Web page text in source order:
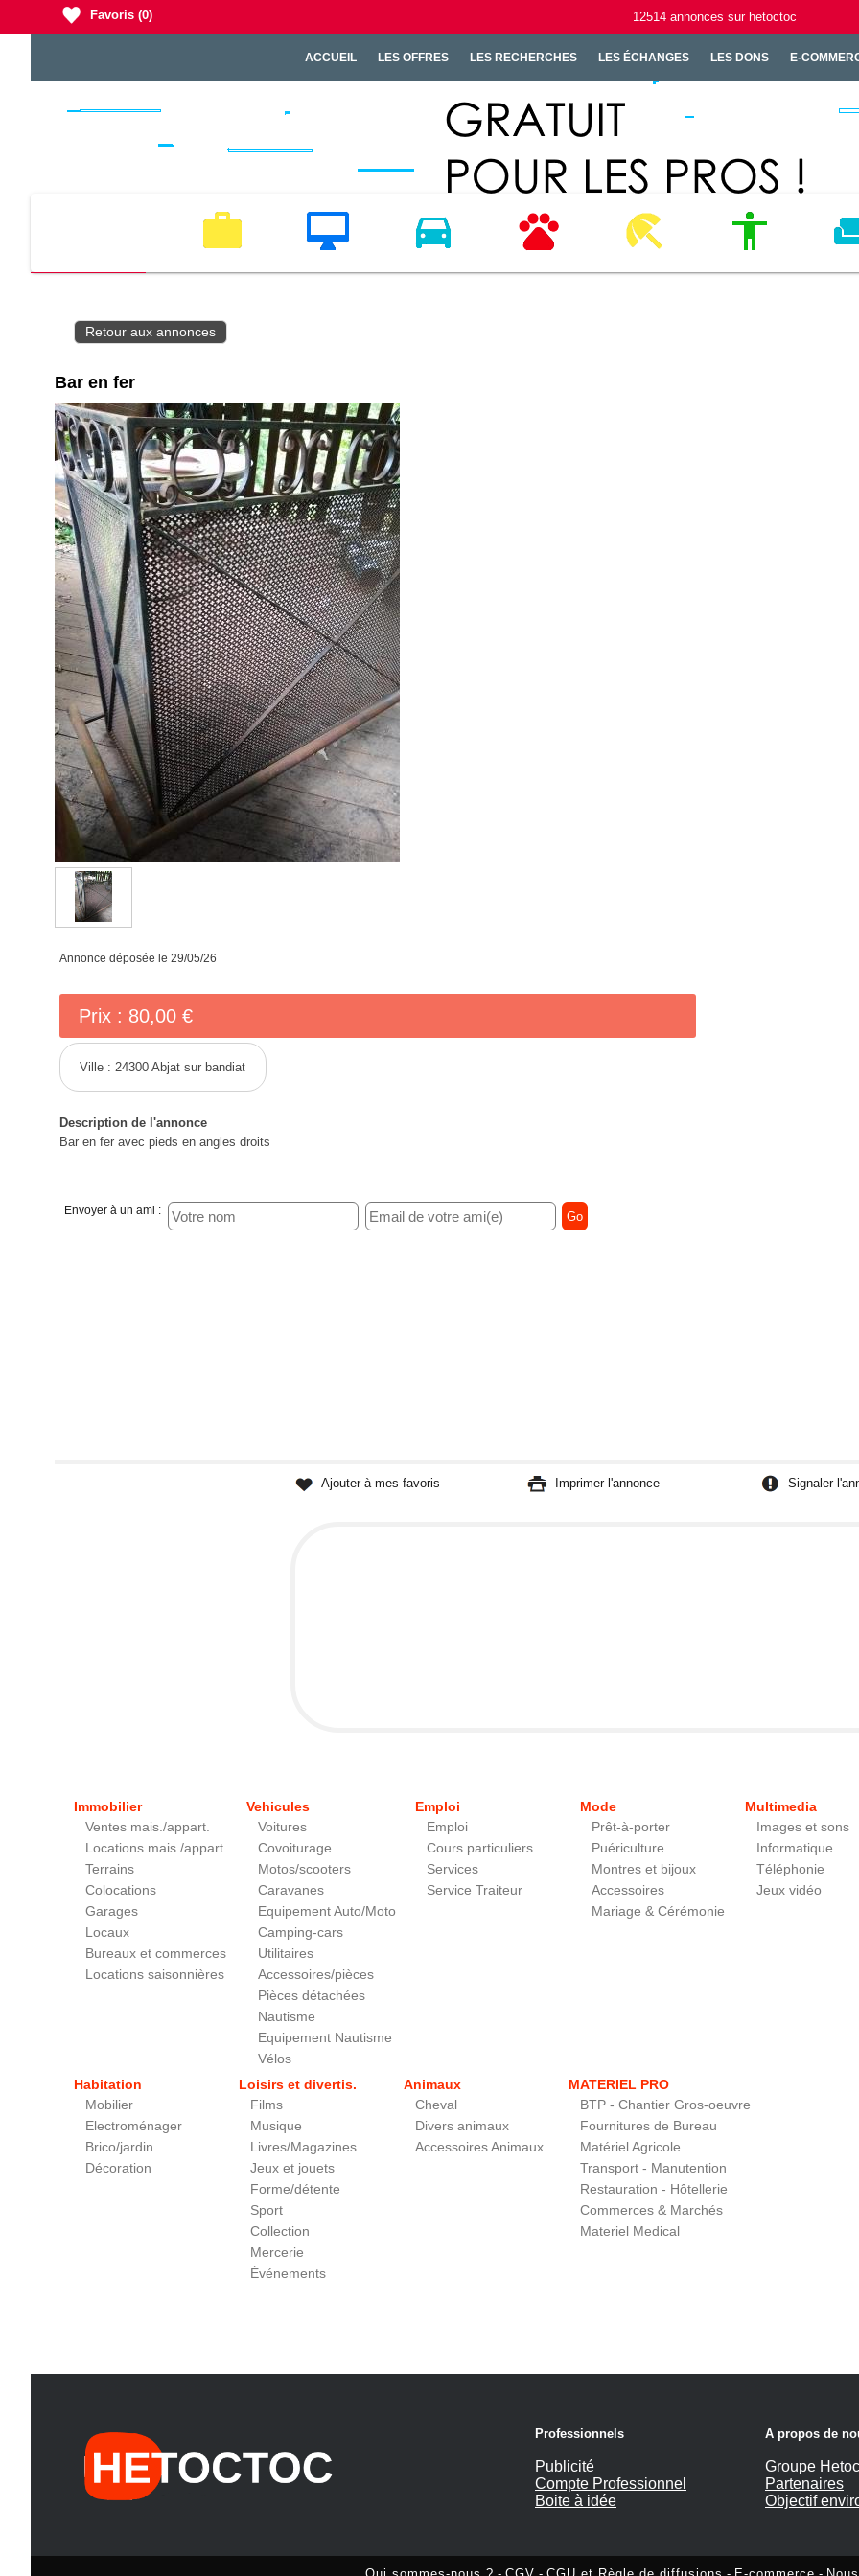
12514 annonces sur hetoctoc
Favoris (0)
ACCUEIL LES OFFRES LES RECHERCHES LES ÉCHANGES LES DONS E-
EMPLOI MULTIMEDIA VEHICULES ANIMAUX LOISIRS MODE
Retour aux annonces
Bar en fer
Annonce déposée le 29/05/26
Prix : 80,00 €
Ville :24300 Abjat sur bandiat
Description de l'annonce
Bar en fer avec pieds en angles droits
Envoyer à un ami :
Ajouter à mes favoris Imprimer l'annonce Signaler
Immobilier
Ventes mais./appart.
Locations mais./appart.
Terrains
Colocations
Garages
Locaux
Bureaux et commerces
Locations saisonnières
Vehicules
Voitures
Covoiturage
Motos/scooters
Caravanes
Equipement Auto/Moto
Camping-cars
Utilitaires
Accessoires/pièces
Pièces détachées
Nautisme
Equipement Nautisme
Vélos
Emploi
Emploi
Cours particuliers
Services
Service Traiteur
Mode
Prêt-à-porter
Puériculture
Montres et bijoux
Accessoires
Mariage & Cérémonie
Multimedia
Images et sons
Informatique
Téléphonie
Jeux vidéo
Habitation
Mobilier
Electroménager
Brico/jardin
Décoration
Loisirs et divertis.
Films
Musique
Livres/Magazines
Jeux et jouets
Forme/détente
Sport
Collection
Mercerie
Événements
Animaux
Cheval
Divers animaux
Accessoires Animaux
MATERIEL PRO
BTP - Chantier Gros-oeuvre
Fournitures de Bureau
Matériel Agricole
Transport - Manutention
Restauration - Hôtellerie
Commerces & Marchés
Materiel Medical
Professionnels
Publicité
Compte Professionnel
Boite à idée
A propos de
Groupe
Partenaires
Objectif